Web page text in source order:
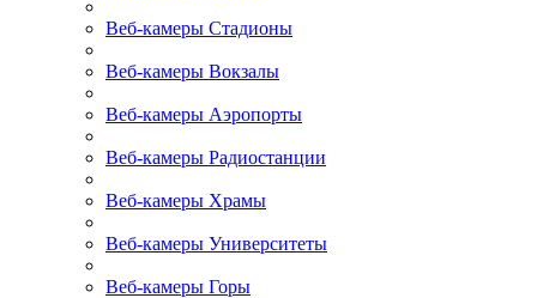
Веб-камеры Стадионы
Веб-камеры Вокзалы
Веб-камеры Аэропорты
Веб-камеры Радиостанции
Веб-камеры Храмы
Веб-камеры Университеты
Веб-камеры Горы